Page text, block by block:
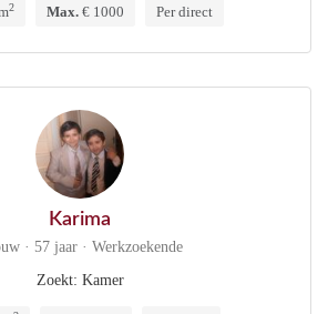
2 Max. € 1000 Per direct
Karima
· 57 jaar · Werkzoekende
Zoekt: Kamer